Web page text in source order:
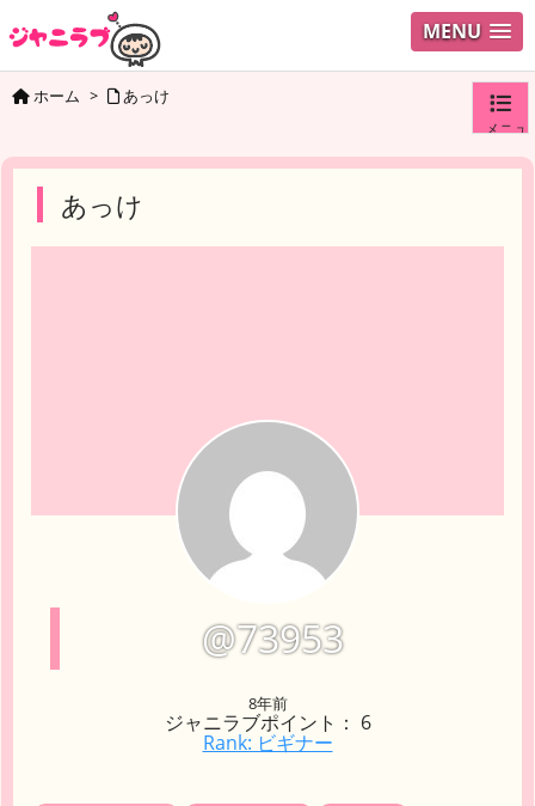
MENU
メニュ
ホーム > あっけ
あっけ
@73953
8年前
ジャニラブポイント： 6
Rank: ビギナー